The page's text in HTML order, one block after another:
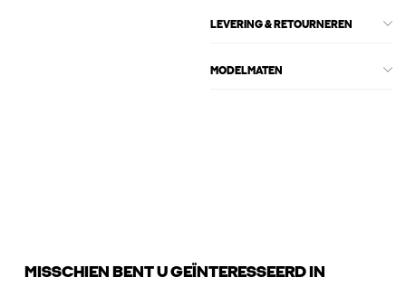
LEVERING & RETOURNEREN
MODELMATEN
MISSCHIEN BENT U GEÏNTERESSEERD IN